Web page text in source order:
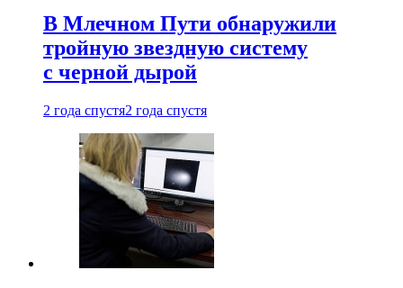
В Млечном Пути обнаружили
тройную звездную систему
с черной дырой
2 года спустя2 года спустя